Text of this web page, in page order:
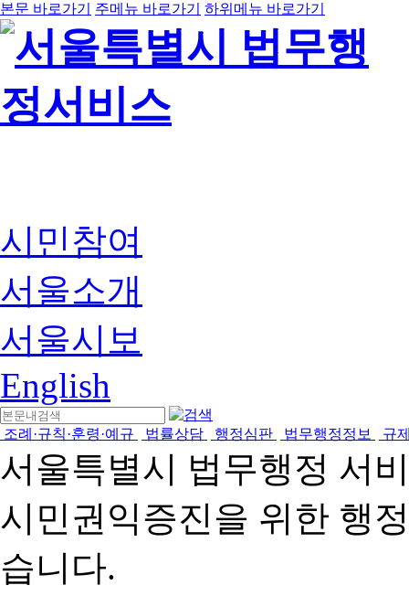
본문 바로가기 주메뉴 바로가기 하위메뉴 바로가기
시민참여
서울소개
서울시보
English
조례·규칙·훈령·예규 법률상담 행정심판 법무행정정보 규
서울특별시 법무행정 서
시민권익증진을 위한 행
습니다.